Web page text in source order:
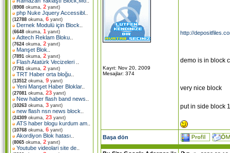
(8908 okuma, 2 yanıt)
php Nuke Jquery Accessibl
(12788 okuma, 6 yanıt)
Dernek Modulü için Block
(6648 okuma, 1 yanıt)
Adtech Reklam Bloku
(7624 okuma, 2 yanıt)
Manşet Blok
(7891 okuma, 2 yanıt)
Flash Atatürk Vecizeleri
(7781 okuma, 2 yanıt)
TRT Haber orta bloğu
(13512 okuma, 9 yanıt)
Yeni Manşet Haber Bloklar..
(27081 okuma, 23 yanıt)
New haber flash band news
(10263 okuma, 3 yanıt)
new flash nsn news block
(24309 okuma, 23 yanıt)
ATS haber blogu kurdum am
(10768 okuma, 6 yanıt)
Akordiyon Blok hatası
(8065 okuma, 2 yanıt)
Youtube videolari site de
Kayıt: Nov 20, 2009
Mesajlar: 374
http://
demo is in block
very nice block
put in side block
Başa dön